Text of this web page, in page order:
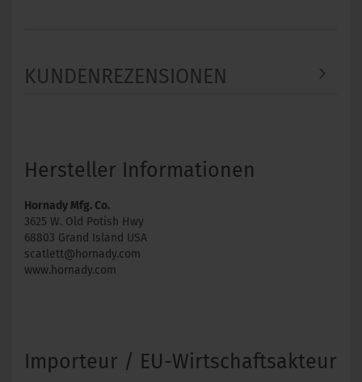
KUNDENREZENSIONEN
Hersteller Informationen
Hornady Mfg. Co.
3625 W. Old Potish Hwy
68803 Grand Island USA
scatlett@hornady.com
www.hornady.com
Importeur / EU-Wirtschaftsakteur